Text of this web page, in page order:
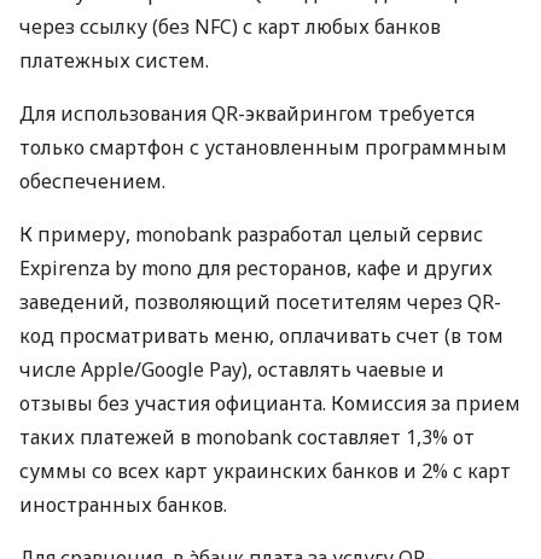
через ссылку (без NFC) с карт любых банков
платежных систем.
Для использования QR-эквайрингом требуется
только смартфон с установленным программным
обеспечением.
К примеру, monobank разработал целый сервис
Expirenza by mono для ресторанов, кафе и других
заведений, позволяющий посетителям через QR-
код просматривать меню, оплачивать счет (в том
числе Apple/Google Pay), оставлять чаевые и
отзывы без участия официанта. Комиссия за прием
таких платежей в monobank составляет 1,3% от
суммы со всех карт украинских банков и 2% с карт
иностранных банков.